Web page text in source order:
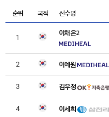
순위 국적 선수명
1
이채은2
2 이예원
3 김우정
4 이세희